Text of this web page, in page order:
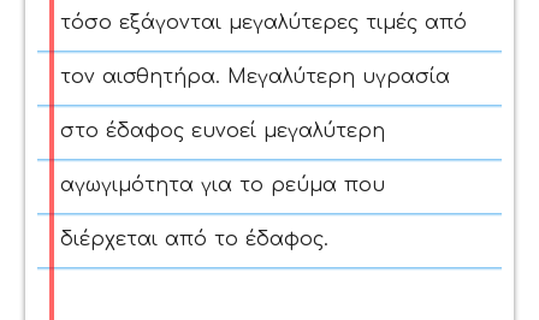
τόσο εξάγονται μεγαλύτερες τιμές από
τον αισθητήρα. Μεγαλύτερη υγρασία
στο έδαφος ευνοεί μεγαλύτερη
αγωγιμότητα για το ρεύμα που
διέρχεται από το έδαφος.